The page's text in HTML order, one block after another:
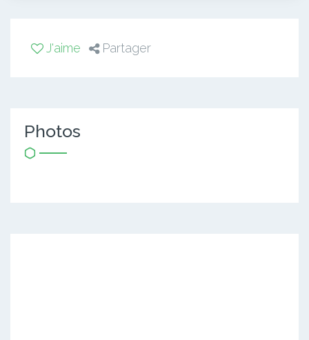
J'aime Partager
Photos